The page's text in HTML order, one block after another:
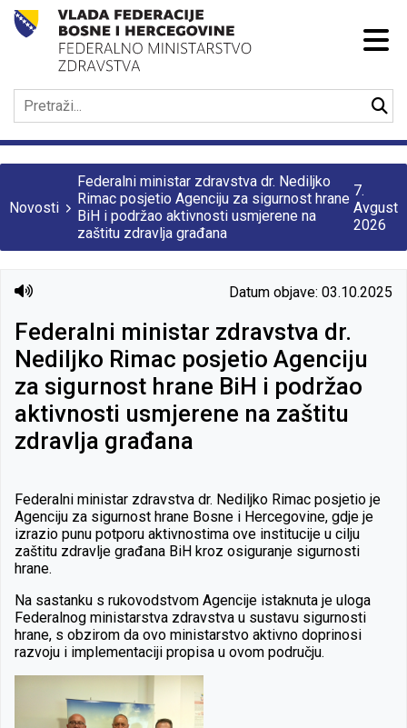
Novosti
Federalni ministar zdravstva dr. Nediljko
Rimac posjetio Agenciju za sigurnost hrane
BiH i podržao aktivnosti usmjerene na
zaštitu zdravlja građana
7.
Avgust
2026
Datum objave: 03.10.2025
Federalni ministar zdravstva dr.
Nediljko Rimac posjetio Agenciju
za sigurnost hrane BiH i podržao
aktivnosti usmjerene na zaštitu
zdravlja građana
Federalni ministar zdravstva dr. Nediljko Rimac posjetio je
Agenciju za sigurnost hrane Bosne i Hercegovine, gdje je
izrazio punu potporu aktivnostima ove institucije u cilju
zaštitu zdravlje građana BiH kroz osiguranje sigurnosti
hrane.
Na sastanku s rukovodstvom Agencije istaknuta je uloga
Federalnog ministarstva zdravstva u sustavu sigurnosti
hrane, s obzirom da ovo ministarstvo aktivno doprinosi
razvoju i implementaciji propisa u ovom području.